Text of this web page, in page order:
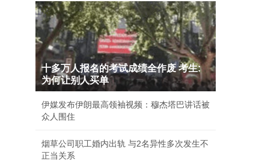
十多万人报名的考试成绩全作废 考生:
为何让别人买单
伊媒发布伊朗最高领袖视频：穆杰塔巴讲话被
众人围住
烟草公司职工婚内出轨 与2名异性多次发生不
正当关系